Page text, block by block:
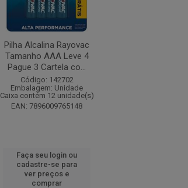
Pilha Alcalina Rayovac
Tamanho AAA Leve 4
Pague 3 Cartela co...
Código: 142702
Embalagem: Unidade
Caixa contém 12 unidade(s)
EAN: 7896009765148
Faça seu login ou
cadastre-se para
ver preços e
comprar